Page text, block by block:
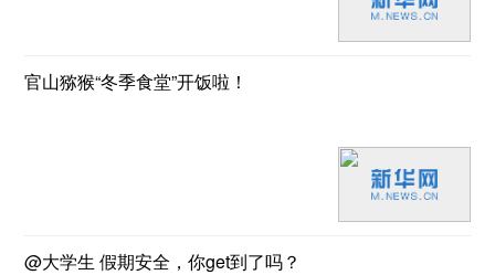
官山猕猴“冬季食堂”开饭啦！
@大学生 假期安全，你get到了吗？